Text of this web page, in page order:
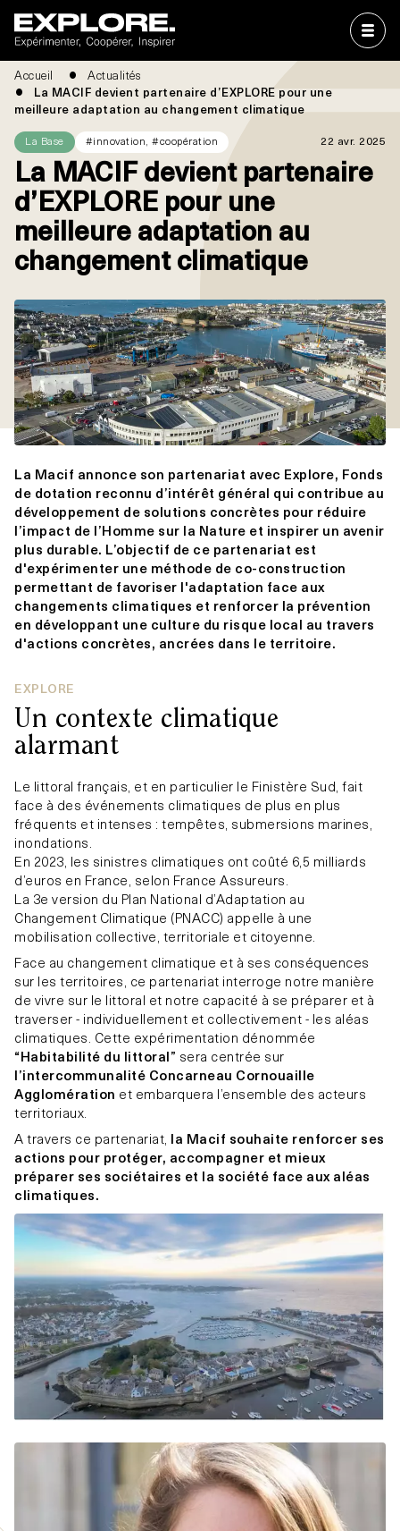
Accueil
Actualités
La MACIF devient partenaire d’EXPLORE pour une
meilleure adaptation au changement climatique
La Base #innovation, #coopération 22 avr. 2025
La MACIF devient partenaire
d’EXPLORE pour une
meilleure adaptation au
changement climatique
La Macif annonce son partenariat avec Explore, Fonds
de dotation reconnu d’intérêt général qui contribue au
développement de solutions concrètes pour réduire
l’impact de l’Homme sur la Nature et inspirer un avenir
plus durable. L’objectif de ce partenariat est
d'expérimenter une méthode de co-construction
permettant de favoriser l'adaptation face aux
changements climatiques et renforcer la prévention
en développant une culture du risque local au travers
d'actions concrètes, ancrées dans le territoire.
EXPLORE
Un contexte climatique
alarmant
Le littoral français, et en particulier le Finistère Sud, fait
face à des événements climatiques de plus en plus
fréquents et intenses : tempêtes, submersions marines,
inondations.
En 2023, les sinistres climatiques ont coûté 6,5 milliards
d’euros en France, selon France Assureurs.
La 3e version du Plan National d’Adaptation au
Changement Climatique (PNACC) appelle à une
mobilisation collective, territoriale et citoyenne.
Face au changement climatique et à ses conséquences
sur les territoires, ce partenariat interroge notre manière
de vivre sur le littoral et notre capacité à se préparer et à
traverser - individuellement et collectivement - les aléas
climatiques. Cette expérimentation dénommée
“Habitabilité du littoral” sera centrée sur
l’intercommunalité Concarneau Cornouaille
Agglomération et embarquera l’ensemble des acteurs
territoriaux.
A travers ce partenariat,
la Macif souhaite renforcer ses
actions pour protéger, accompagner et mieux
préparer ses sociétaires et la société face aux aléas
climatiques.